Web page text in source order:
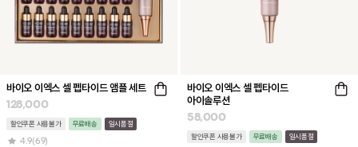
바이오 이엑스 셀 펩타이드 앰플 세트
128,000
할인쿠폰 사용불가 무료배송 일시품절
4.9(69)
바이오 이엑스 셀 펩타이드
아이솔루션
58,000
할인쿠폰 사용불가 무료배송 일시품절